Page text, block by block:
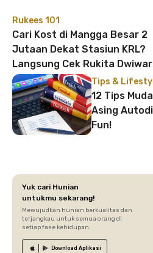
Rukees 101
Cari Kost di Mangga Besar 2
Jutaan Dekat Stasiun KRL?
Langsung Cek Rukita
Mangga Besar Ini!Tips &
12 Tips
Asing
Fun!
Yuk cari Hunian
untukmu sekarang!
Mewujudkan hunian berkualitas dan
terjangkau untuk semua orang di
setiap fase kehidupan.
Download Aplikasi